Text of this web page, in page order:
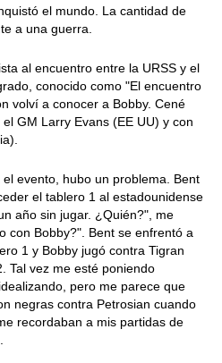
el mundo. La cantidad de
a una guerra.
al encuentro entre la URSS y el
conocido como "El encuentro
volví a conocer a Bobby. Cené
GM Larry Evans (EE UU) y con
evento, hubo un problema. Bent
el tablero 1 al estadounidense
año sin jugar. ¿Quién?", me
con Bobby?". Bent se enfrentó a
1 y Bobby jugó contra Tigran
Tal vez me esté poniendo
pero me parece que
negras contra Petrosian cuando
recordaban a mis partidas de